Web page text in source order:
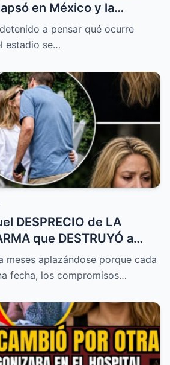
en México y la
su Vida
a pensar qué ocurre
estadio se…
DESPRECIO de LA
que DESTRUYÓ a
meses aplazándose porque cada
fecha, los compromisos…